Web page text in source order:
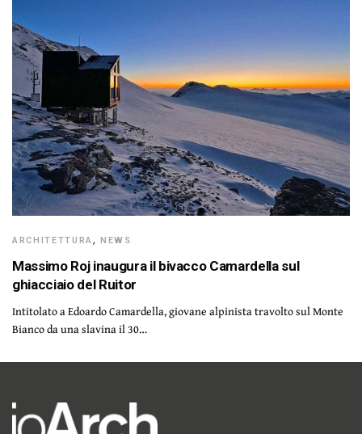
ARCHITETTURA,NEWS
Massimo Roj inaugura il bivacco Camardella sul
ghiacciaio del Ruitor
Intitolato a Edoardo Camardella, giovane alpinista travolto sul Monte
Bianco da una slavina il 30…